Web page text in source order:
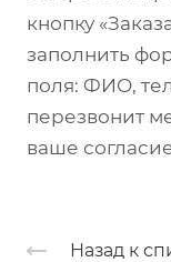
кнопку
заполнить
поля: ФИО,
перезвонит
ваше
Назад к